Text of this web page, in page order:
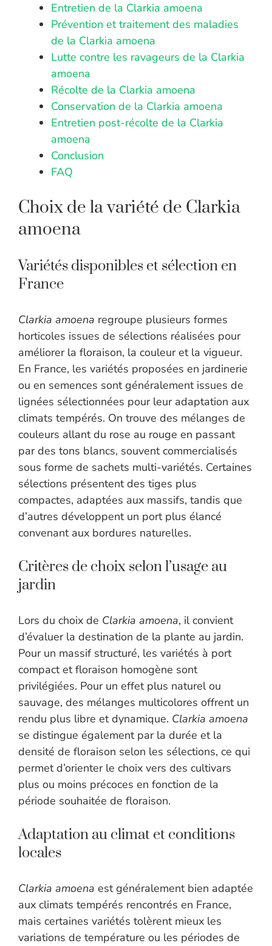
Entretien de la Clarkia amoena
Prévention et traitement des maladies
de la Clarkia amoena
Lutte contre les ravageurs de la Clarkia
amoena
Récolte de la Clarkia amoena
Conservation de la Clarkia amoena
Entretien post-récolte de la Clarkia
amoena
Conclusion
FAQ
Choix de la variété de Clarkia
amoena
Variétés disponibles et sélection en
France
Clarkia amoena regroupe plusieurs formes
horticoles issues de sélections réalisées pour
améliorer la floraison, la couleur et la vigueur.
En France, les variétés proposées en jardinerie
ou en semences sont généralement issues de
lignées sélectionnées pour leur adaptation aux
climats tempérés. On trouve des mélanges de
couleurs allant du rose au rouge en passant
par des tons blancs, souvent commercialisés
sous forme de sachets multi-variétés. Certaines
sélections présentent des tiges plus
compactes, adaptées aux massifs, tandis que
d’autres développent un port plus élancé
convenant aux bordures naturelles.
Critères de choix selon l’usage au
jardin
Lors du choix de Clarkia amoena, il convient
d’évaluer la destination de la plante au jardin.
Pour un massif structuré, les variétés à port
compact et floraison homogène sont
privilégiées. Pour un effet plus naturel ou
sauvage, des mélanges multicolores offrent un
rendu plus libre et dynamique. Clarkia amoena
se distingue également par la durée et la
densité de floraison selon les sélections, ce qui
permet d’orienter le choix vers des cultivars
plus ou moins précoces en fonction de la
période souhaitée de floraison.
Adaptation au climat et conditions
locales
Clarkia amoena est généralement bien adaptée
aux climats tempérés rencontrés en France,
mais certaines variétés tolèrent mieux les
variations de température ou les périodes de